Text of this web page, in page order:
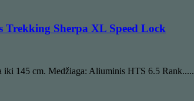
Sherpa XL Speed Lock
iki 145 cm. Medžiaga: Aliuminis HTS 6.5 Rank.....